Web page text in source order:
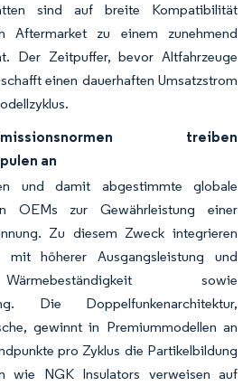
sind auf breite Kompatibilität
Aftermarket zu einem zunehmend
Der Zeitpuffer, bevor Altfahrzeuge
einen dauerhaften Umsatzstrom
treiben
an
und damit abgestimmte globale
OEMs zur Gewährleistung einer
Zu diesem Zweck integrieren
mit höherer Ausgangsleistung und
sowie
Die Doppelfunkenarchitektur,
gewinnt in Premiummodellen an
pro Zyklus die Partikelbildung
wie NGK Insulators verweisen auf